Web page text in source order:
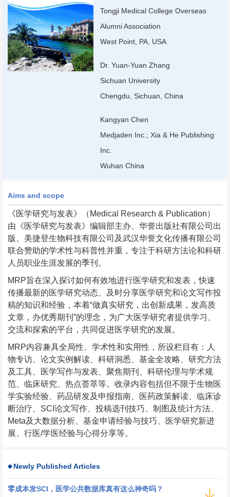
Tongji Medical College Overseas
Alumni Association
West Point, PA, USA
Dr. Yuan-Yuan Zhang
Sichuan University
Chengdu, Sichuan, China
Kangyan Chen
Medjaden Inc.; Xia & He Publishing
Inc.
Wuhan China
Aims and scope
《医学研究与发表》（Medical Research & Publication）
由《医学研究与发表》编辑部主办、华誉出版社有限公司出
版、美捷登生物科技有限公司及武汉华誉文化传播有限公司
联合赞助的学术性与科普性并重，专注于科研方法论和科研
人员职业生涯发展的季刊。
MRP旨在深入探讨如何有效地进行医学研究和发表，快速
传播最新的医学研究动态、及时分享医学研究和论文写作投
稿的知识和经验，本着“做真实研究，出创新成果，发高质
文章，办优秀期刊”的理念，为广大医学研究者提供学习、
交流和探索的平台，共同促进医学研究的发展。
MRP内容兼具全局性、学术性和实用性，所设栏目有：人
物专访、论文实例解读、科研洞悉、基金全攻略、研究方法
及工具、医学写作与发表、聚焦期刊、科研伦理与学术规
范、临床研究、热点荟萃等。收录内容包括但不限于生物医
学实验经验、药品研发及申报指南、医药政策解读、临床诊
断治疗、SCI论文写作、投稿选刊技巧、制图及统计方法、
Meta及大数据分析、基金申请经验与技巧、医学研究新进
展、行医/学医经验与心得分享等。
Newly Published Articles
零成本发SCI，医学公共数据库真有这么神奇吗？